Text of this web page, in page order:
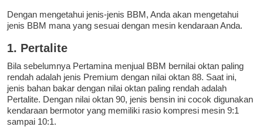
Dengan mengetahui jenis-jenis BBM, Anda akan mengetahui
jenis BBM mana yang sesuai dengan mesin kendaraan Anda.
1. Pertalite
Bila sebelumnya Pertamina menjual BBM bernilai oktan paling
rendah adalah jenis Premium dengan nilai oktan 88. Saat ini,
jenis bahan bakar dengan nilai oktan paling rendah adalah
Pertalite. Dengan nilai oktan 90, jenis bensin ini cocok digunakan
kendaraan bermotor yang memiliki rasio kompresi mesin 9:1
sampai 10:1.